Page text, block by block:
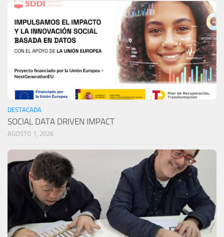
DESTACADA
SOCIAL DATA DRIVEN IMPACT
AGOSTO 1, 2026